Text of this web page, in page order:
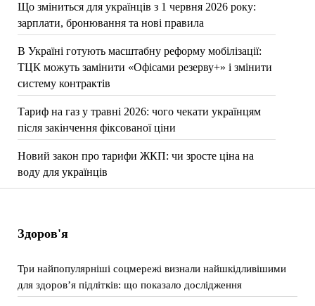
Що зміниться для українців з 1 червня 2026 року:
зарплати, бронювання та нові правила
В Україні готують масштабну реформу мобілізації:
ТЦК можуть замінити «Офісами резерву+» і змінити
систему контрактів
Тариф на газ у травні 2026: чого чекати українцям
після закінчення фіксованої ціни
Новий закон про тарифи ЖКП: чи зросте ціна на
воду для українців
Здоров'я
Три найпопулярніші соцмережі визнали найшкідливішими
для здоров’я підлітків: що показало дослідження